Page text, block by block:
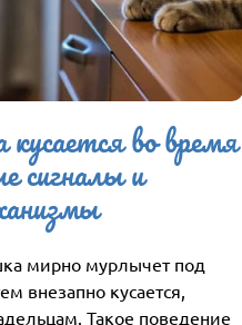
во время
сигналы и
мирно мурлычет под
внезапно кусается,
Такое поведение